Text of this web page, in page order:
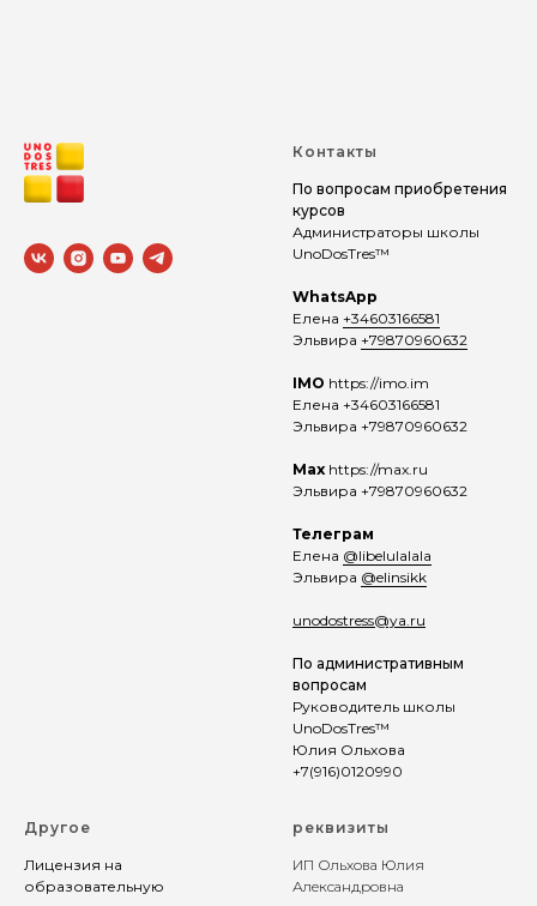
Контакты
По вопросам приобретения
курсов
Администраторы школы
UnoDosTres™
WhatsApp
Елена +34603166581
Эльвира +79870960632
IMO https://imo.im
Елена +34603166581
Эльвира +79870960632
Maxhttps://max.ru
Эльвира +79870960632
Телеграм
Елена @libelulalala
Эльвира @elinsikk
unodostress@ya.ru
По административным
вопросам
Руководитель школы
UnoDosTres™
Юлия Ольхова
+7(916)0120990
Другое
Лицензия на
образовательную
реквизиты
ИП Ольхова Юлия
Александровна